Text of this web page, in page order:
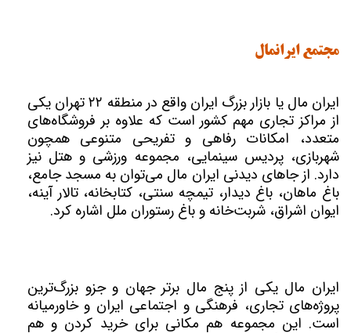
مجتمع ایرانمال
ایران مال یا بازار بزرگ ایران واقع در منطقه ۲۲ تهران یکی
از مراکز تجاری مهم کشور است که علاوه بر فروشگاه‌های
متعدد، امکانات رفاهی و تفریحی متنوعی همچون
شهربازی، پردیس سینمایی، مجموعه ورزشی و هتل نیز
دارد. از جاهای دیدنی ایران مال می‌توان به مسجد جامع،
باغ ماهان، باغ دیدار، تیمچه سنتی، کتابخانه، تالار آینه،
ایوان اشراق، شربت‌خانه و باغ رستوران ملل اشاره کرد.
ایران مال یکی از پنج مال برتر جهان و جزو بزرگ‌ترین
پروژه‌های تجاری، فرهنگی و اجتماعی ایران و خاورمیانه
است. این مجموعه هم مکانی برای خرید کردن و هم